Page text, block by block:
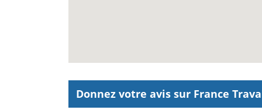
Donnez votre avis sur France